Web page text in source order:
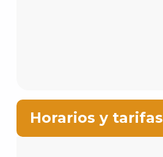
Horarios y tarifas